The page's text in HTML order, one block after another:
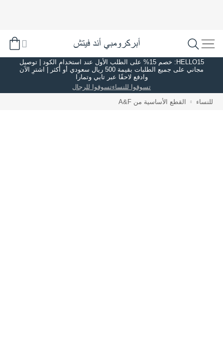
HELLO15: خصم 15% على الطلب الأول عند استخدام الكود | توصيل
مجاني على جميع الطلبات بقيمة 500 ريال سعودي أو أكثر | اشترِ الآن
وادفع لاحقًا عبر تابي وتمارا
تسوقوا للنساءتسوقوا للرجال
للنساء القطع الأساسية من A&F